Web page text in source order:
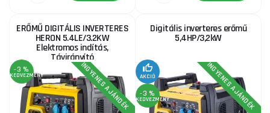
ERŐMŰ DIGITÁLIS INVERTERES
HERON 5.4LE/3.2KW
Elektromos indítás,
Távirányító
-3 %
KEDVEZMÉNY INGYENES AJÁNDÉK
Digitális inverteres erőmű
5,4HP/3,2kW
AKCIÓ
-3 %
KEDVEZMÉNY INGYENES AJÁNDÉK